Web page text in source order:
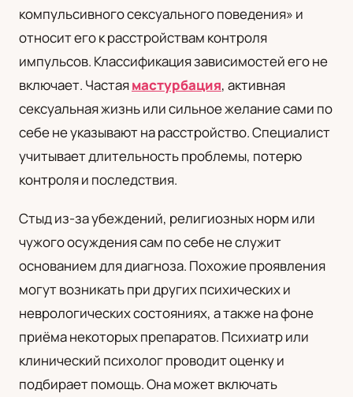
компульсивного сексуального поведения» и
относит его к расстройствам контроля
импульсов. Классификация зависимостей его не
включает. Частаямастурбация, активная
сексуальная жизнь или сильное желание сами по
себе не указывают на расстройство. Специалист
учитывает длительность проблемы, потерю
контроля и последствия.
Стыд из-за убеждений, религиозных норм или
чужого осуждения сам по себе не служит
основанием для диагноза. Похожие проявления
могут возникать при других психических и
неврологических состояниях, а также на фоне
приёма некоторых препаратов. Психиатр или
клинический психолог проводит оценку и
подбирает помощь. Она может включать